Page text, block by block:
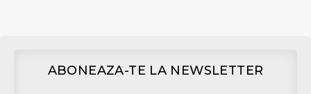
ABONEAZA-TE LA NEWSLETTER